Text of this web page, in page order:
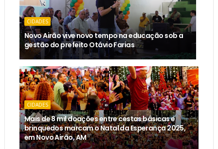
CIDADES
Novo Airão vive novo tempo na educação sob a
gestão do prefeito Otávio Farias
CIDADES
Mais de 8 mil doações entre cestas básicas e
brinquedos marcam o Natal da Esperança 2025,
em Novo Airão, AM